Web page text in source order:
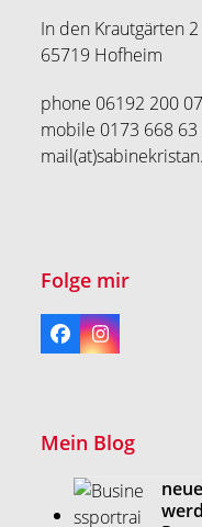
In den Krautgärten 2
65719 Hofheim
phone 06192 200
mobile 0173 668 63
Folge mir
FacebookInstagram
Mein Blog